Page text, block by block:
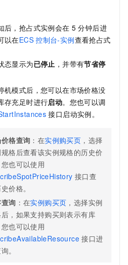
后，抢占式实例会在 5 分钟后进
以在ECS 控制台-实例查看抢占式
态显示为已停止 ，并带有节省停
机模式后，您可以在市场价格没
存充足时进行启动。您也可以调
接口启动实例。
格查询 ：在实例购买页 ，选择
格后查看该实例规格的历史价
也可以使用
接口查
价格。
询 ：在实例购买页 ，选择实例
，如果支持购买则表示有库
也可以使用
接口进
。